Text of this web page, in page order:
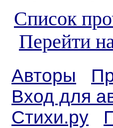
Список
Перейти
Авторы
Вход для
Стихи.ру